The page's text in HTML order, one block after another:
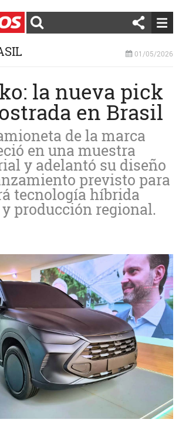
01/05/2026
la nueva pick
en Brasil
de la marca
en una muestra
y adelantó su diseño
previsto para
tecnología híbrida
producción regional.